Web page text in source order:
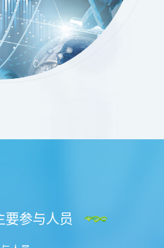
要参与人员